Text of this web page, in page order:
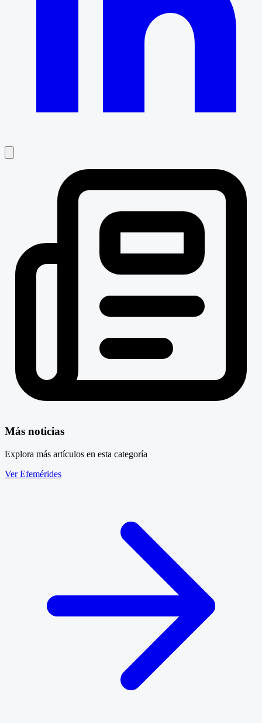
Más noticias
Explora más artículos en esta categoría
Ver Efemérides